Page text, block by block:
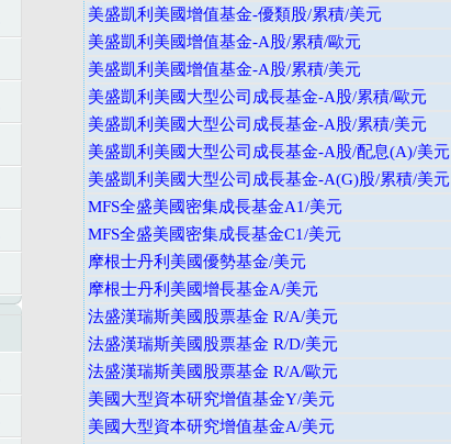
美盛凱利美國增值基金-優類股/累積/美元
美盛凱利美國增值基金-A股/累積/歐元
美盛凱利美國增值基金-A股/累積/美元
美盛凱利美國大型公司成長基金-A股/累積/歐元
美盛凱利美國大型公司成長基金-A股/累積/美元
美盛凱利美國大型公司成長基金-A股/配息(A)/美元
美盛凱利美國大型公司成長基金-A(G)股/累積/美元
MFS全盛美國密集成長基金A1/美元
MFS全盛美國密集成長基金C1/美元
摩根士丹利美國優勢基金/美元
摩根士丹利美國增長基金A/美元
法盛漢瑞斯美國股票基金 R/A/美元
法盛漢瑞斯美國股票基金 R/D/美元
法盛漢瑞斯美國股票基金 R/A/歐元
美國大型資本研究增值基金Y/美元
美國大型資本研究增值基金A/美元